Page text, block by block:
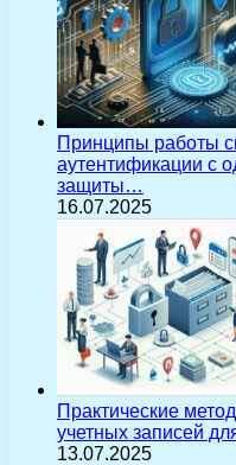
Принципы работы
аутентификации с
защиты…
16.07.2025
Практические
учетных записей
13.07.2025